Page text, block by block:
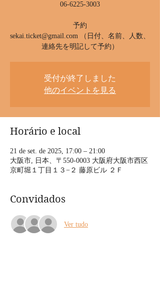
06-6225-3003
予約
sekai.ticket@gmail.com （日付、名前、人数、
連絡先を明記して予約）
受付が終了しました
他のイベントを見る
Horário e local
21 de set. de 2025, 17:00 – 21:00
大阪市, 日本、〒550-0003 大阪府大阪市西区
京町堀１丁目１３−２ 藤原ビル ２Ｆ
Convidados
Ver tudo